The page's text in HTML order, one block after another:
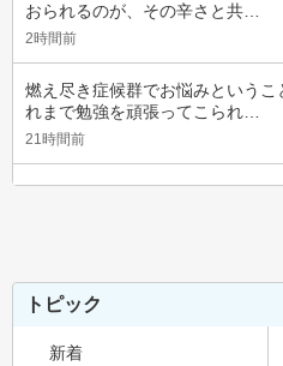
おられるのが、その辛さと共…
2時間前
燃え尽き症候群でお悩みというこ
れまで勉強を頑張ってこられ…
21時間前
トピック
新着